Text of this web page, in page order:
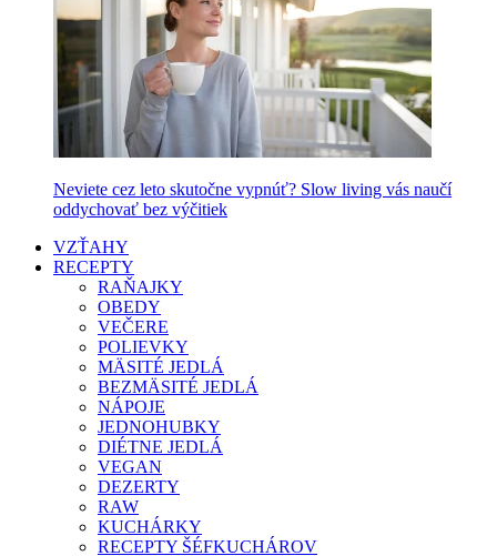
Neviete cez leto skutočne vypnúť? Slow living vás naučí
oddychovať bez výčitiek
VZŤAHY
RECEPTY
RAŇAJKY
OBEDY
VEČERE
POLIEVKY
MÄSITÉ JEDLÁ
BEZMÄSITÉ JEDLÁ
NÁPOJE
JEDNOHUBKY
DIÉTNE JEDLÁ
VEGAN
DEZERTY
RAW
KUCHÁRKY
RECEPTY ŠÉFKUCHÁROV